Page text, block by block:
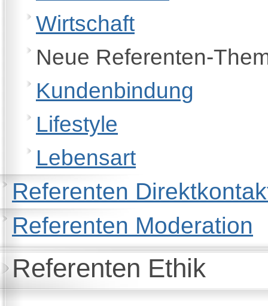
Wirtschaft
Neue Referenten-
Kundenbindung
Lifestyle
Lebensart
Referenten
Referenten Moderation
Referenten Ethik